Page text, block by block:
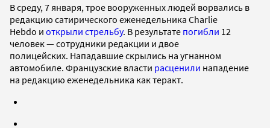
В среду, 7 января, трое вооруженных людей ворвались в
редакцию сатирического еженедельника Charlie
Hebdo и открыли стрельбу. В результате погибли 12
человек — сотрудники редакции и двое
полицейских. Нападавшие скрылись на угнанном
автомобиле. Французские власти расценили нападение
на редакцию еженедельника как теракт.